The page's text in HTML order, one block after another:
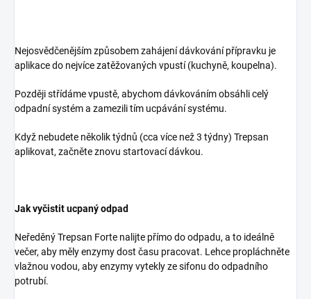
Nejosvědčenějším způsobem zahájení dávkování přípravku je
aplikace do nejvíce zatěžovaných vpustí (kuchyně, koupelna).
Později střídáme vpustě, abychom dávkováním obsáhli celý
odpadní systém a zamezili tím ucpávání systému.
Když nebudete několik týdnů (cca více než 3 týdny) Trepsan
aplikovat, začněte znovu startovací dávkou.
Jak vyčistit ucpaný odpad
Neředěný Trepsan Forte nalijte přímo do odpadu, a to ideálně
večer, aby měly enzymy dost času pracovat. Lehce propláchněte
vlažnou vodou, aby enzymy vytekly ze sifonu do odpadního
potrubí.